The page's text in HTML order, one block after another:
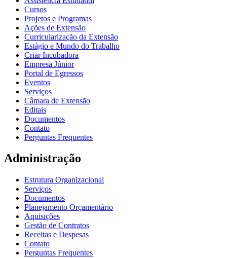
Cursos
Projetos e Programas
Ações de Extensão
Curricularização da Extensão
Estágio e Mundo do Trabalho
Criar Incubadora
Empresa Júnior
Portal de Egressos
Eventos
Serviços
Câmara de Extensão
Editais
Documentos
Contato
Perguntas Frequentes
Administração
Estrutura Organizacional
Serviços
Documentos
Planejamento Orçamentário
Aquisições
Gestão de Contratos
Receitas e Despesas
Contato
Perguntas Frequentes